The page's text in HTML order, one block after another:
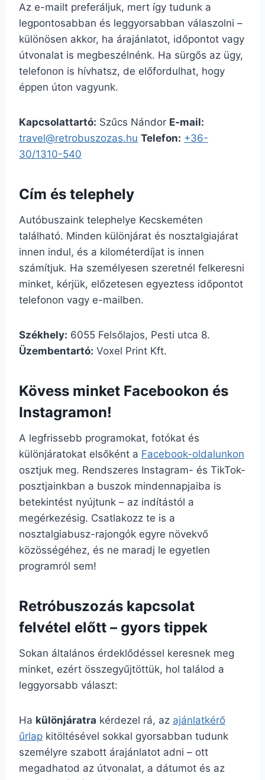
Az e-mailt preferáljuk, mert így tudunk a
legpontosabban és leggyorsabban válaszolni –
különösen akkor, ha árajánlatot, időpontot vagy
útvonalat is megbeszélnénk. Ha sürgős az ügy,
telefonon is hívhatsz, de előfordulhat, hogy
éppen úton vagyunk.
Kapcsolattartó: Szűcs Nándor E-mail:
travel@retrobuszozas.hu Telefon: +36-
30/1310-540
Cím és telephely
Autóbuszaink telephelye Kecskeméten
található. Minden különjárat és nosztalgiajárat
innen indul, és a kilométerdíjat is innen
számítjuk. Ha személyesen szeretnél felkeresni
minket, kérjük, előzetesen egyeztess időpontot
telefonon vagy e-mailben.
Székhely: 6055 Felsőlajos, Pesti utca 8.
Üzembentartó: Voxel Print Kft.
Kövess minket Facebookon és
Instagramon!
A legfrissebb programokat, fotókat és
különjáratokat elsőként a Facebook-oldalunkon
osztjuk meg. Rendszeres Instagram- és TikTok-
posztjainkban a buszok mindennapjaiba is
betekintést nyújtunk – az indítástól a
megérkezésig. Csatlakozz te is a
nosztalgiabusz-rajongók egyre növekvő
közösségéhez, és ne maradj le egyetlen
programról sem!
Retróbuszozás kapcsolat
felvétel előtt – gyors tippek
Sokan általános érdeklődéssel keresnek meg
minket, ezért összegyűjtöttük, hol találod a
leggyorsabb választ:
Ha különjáratra kérdezel rá, az ajánlatkérő
űrlap kitöltésével sokkal gyorsabban tudunk
személyre szabott árajánlatot adni – ott
megadhatod az útvonalat, a dátumot és az